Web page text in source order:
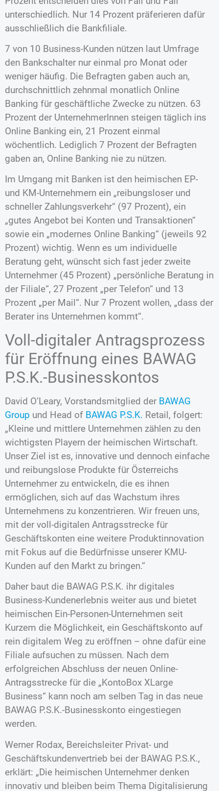
unterschiedlich. Nur 14 Prozent präferieren dafür
ausschließlich die Bankfiliale.
7 von 10 Business-Kunden nützen laut Umfrage
den Bankschalter nur einmal pro Monat oder
weniger häufig. Die Befragten gaben auch an,
durchschnittlich zehnmal monatlich Online
Banking für geschäftliche Zwecke zu nützen. 63
Prozent der UnternehmerInnen steigen täglich ins
Online Banking ein, 21 Prozent einmal
wöchentlich. Lediglich 7 Prozent der Befragten
gaben an, Online Banking nie zu nützen.
Im Umgang mit Banken ist den heimischen EP-
und KM-Unternehmern ein „reibungsloser und
schneller Zahlungsverkehr“ (97 Prozent), ein
„gutes Angebot bei Konten und Transaktionen“
sowie ein „modernes Online Banking“ (jeweils 92
Prozent) wichtig. Wenn es um individuelle
Beratung geht, wünscht sich fast jeder zweite
Unternehmer (45 Prozent) „persönliche Beratung in
der Filiale“, 27 Prozent „per Telefon“ und 13
Prozent „per Mail“. Nur 7 Prozent wollen, „dass der
Berater ins Unternehmen kommt“.
Voll-digitaler Antragsprozess
für Eröffnung eines BAWAG
P.S.K.-Businesskontos
David O’Leary, Vorstandsmitglied der BAWAG
Group und Head of BAWAG P.S.K. Retail, folgert:
„Kleine und mittlere Unternehmen zählen zu den
wichtigsten Playern der heimischen Wirtschaft.
Unser Ziel ist es, innovative und dennoch einfache
und reibungslose Produkte für Österreichs
Unternehmer zu entwickeln, die es ihnen
ermöglichen, sich auf das Wachstum ihres
Unternehmens zu konzentrieren. Wir freuen uns,
mit der voll-digitalen Antragsstrecke für
Geschäftskonten eine weitere Produktinnovation
mit Fokus auf die Bedürfnisse unserer KMU-
Kunden auf den Markt zu bringen.“
Daher baut die BAWAG P.S.K. ihr digitales
Business-Kundenerlebnis weiter aus und bietet
heimischen Ein-Personen-Unternehmen seit
Kurzem die Möglichkeit, ein Geschäftskonto auf
rein digitalem Weg zu eröffnen – ohne dafür eine
Filiale aufsuchen zu müssen. Nach dem
erfolgreichen Abschluss der neuen Online-
Antragsstrecke für die „KontoBox XLarge
Business“ kann noch am selben Tag in das neue
BAWAG P.S.K.-Businesskonto eingestiegen
werden.
Werner Rodax, Bereichsleiter Privat- und
Geschäftskundenvertrieb bei der BAWAG P.S.K.,
erklärt: „Die heimischen Unternehmer denken
innovativ und bleiben beim Thema Digitalisierung